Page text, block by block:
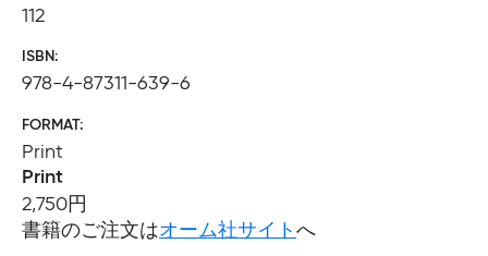
112
ISBN
978-4-87311-639-6
FORMAT
Print
Print
2,750円
書籍のご注文はオーム社サイトへ